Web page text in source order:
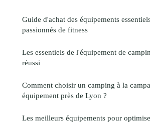
Guide d'achat des équipements
passionnés de fitness
Les essentiels de l'équipement de
réussi
Comment choisir un camping à la
équipement près de Lyon ?
Les meilleurs équipements pour